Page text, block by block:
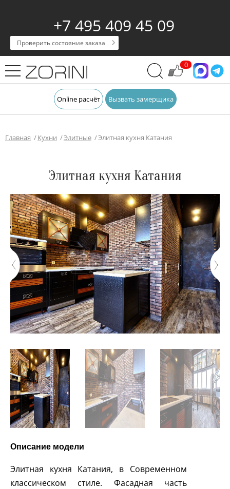
+7 495 409 45 09
Проверить состояние заказа
0
Online расчёт Вызвать замерщика
Главная Кухни Элитные Элитная кухня Катания
Элитная кухня Катания
Описание модели
Элитная кухня Катания, в Современном
классическом стиле. Фасадная часть